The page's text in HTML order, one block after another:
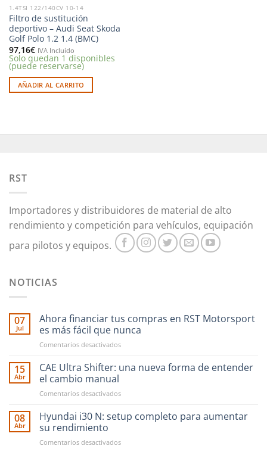
1.4TSI 122/140CV 10-14
Filtro de sustitución
deportivo – Audi Seat Skoda
Golf Polo 1.2 1.4 (BMC)
97,16€ IVA Incluido
Solo quedan 1 disponibles
(puede reservarse)
AÑADIR AL CARRITO
RST
Importadores y distribuidores de material de alto
rendimiento y competición para vehículos, equipación
para pilotos y equipos.
NOTICIAS
07
Jul
Ahora financiar tus compras en RST Motorsport
es más fácil que nunca
Comentarios desactivadosen
financiar
en
Motorsport
fácil
15
Abr
CAE Ultra Shifter: una nueva forma de entender
el cambio manual
Comentarios desactivadosen
Ultra
Shifter:
nueva
08
Abr
Hyundai i30 N: setup completo para aumentar
su rendimiento
Comentarios desactivadosen